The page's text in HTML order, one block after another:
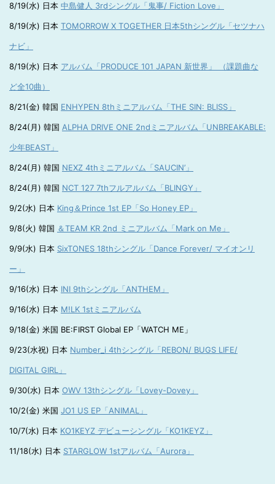
8/19(水) 日本 中島健人 3rdシングル「鬼事/ Fiction Love」
8/19(水) 日本 TOMORROW X TOGETHER 日本5thシングル「セツナハ
ナビ」
8/19(水) 日本 アルバム「PRODUCE 101 JAPAN 新世界」 （課題曲な
ど全10曲）
8/21(金) 韓国 ENHYPEN 8thミニアルバム「THE SIN: BLISS」
8/24(月) 韓国 ALPHA DRIVE ONE 2ndミニアルバム「UNBREAKABLE:
少年BEAST」
8/24(月) 韓国 NEXZ 4thミニアルバム「SAUCIN’」
8/24(月) 韓国 NCT 127 7thフルアルバム「BLINGY」
9/2(水) 日本 King＆Prince 1st EP「So Honey EP」
9/8(火) 韓国 ＆TEAM KR 2nd ミニアルバム「Mark on Me」
9/9(水) 日本 SixTONES 18thシングル「Dance Forever/ マイオンリ
ー」
9/16(水) 日本 INI 9thシングル「ANTHEM」
9/16(水) 日本 M!LK 1stミニアルバム
9/18(金) 米国 BE:FIRST Global EP「WATCH ME」
9/23(水祝) 日本 Number_i 4thシングル「REBON/ BUGS LIFE/
DIGITAL GIRL」
9/30(水) 日本 OWV 13thシングル「Lovey-Dovey」
10/2(金) 米国 JO1 US EP「ANIMAL」
10/7(水) 日本 KO1KEYZ デビューシングル「KO1KEYZ」
11/18(水) 日本 STARGLOW 1stアルバム「Aurora」